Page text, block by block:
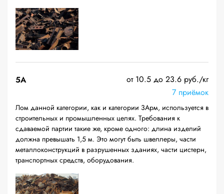
5А
от 10.5 до 23.6 руб./кг
7 приёмок
Лом данной категории, как и категории 3Арм, используется в
строительных и промышленных целях. Требования к
сдаваемой партии такие же, кроме одного: длина изделий
должна превышать 1,5 м. Это могут быть швеллеры, части
металлоконструкций в разрушенных зданиях, части цистерн,
транспортных средств, оборудования.